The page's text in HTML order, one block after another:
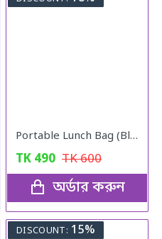
Portable Lunch Bag (Blue)
TK 490 TK600
অর্ডার করুন
DISCOUNT: 15%